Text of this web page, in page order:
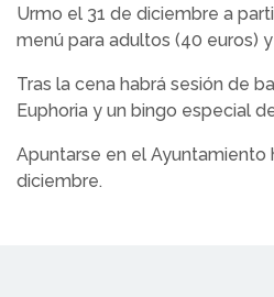
Urmo el 31 de diciembre a
menú para adultos (40 euros)
Tras la cena habrá sesión de
Euphoria y un bingo especial
Apuntarse en el Ayuntamiento
diciembre.